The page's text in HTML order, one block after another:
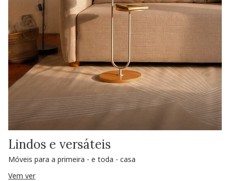
Lindos e versáteis
Móveis para a primeira - e toda - casa
Vem ver